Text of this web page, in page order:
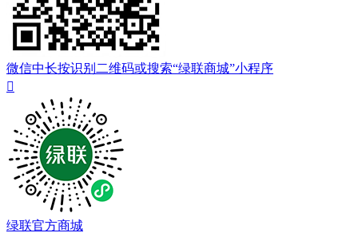
微信中长按识别二维码或搜索“绿联商城”小程序

绿联官方商城